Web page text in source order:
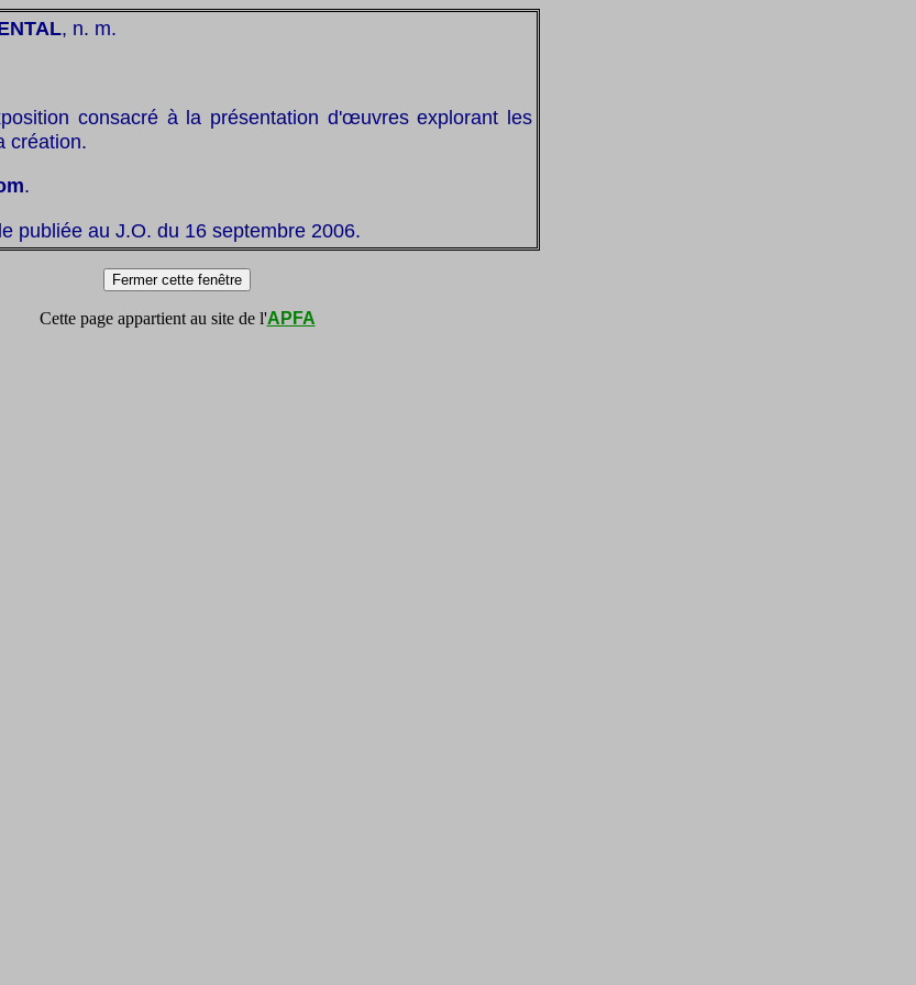
, n. m.
consacré à la présentation d'œuvres explorant les
création.
.
publiée au J.O. du 16 septembre 2006.
Cette page appartient au site de l'APFA